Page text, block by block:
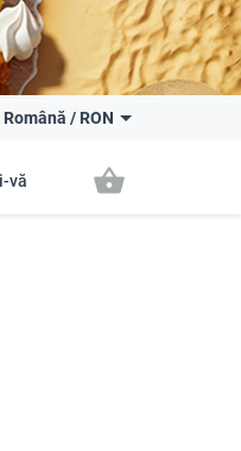
Română / RON
vă shopping_basket